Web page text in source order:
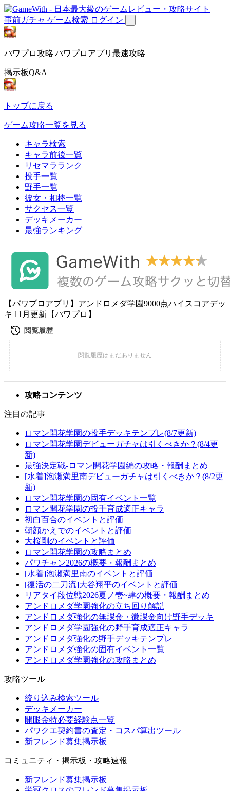
事前ガチャ ゲーム検索 ログイン
パワプロ攻略|パワプロアプリ最速攻略
掲示板Q&A
トップに戻る
ゲーム攻略一覧を見る
キャラ検索
キャラ前後一覧
リセマラランク
投手一覧
野手一覧
彼女・相棒一覧
サクセス一覧
デッキメーカー
最強ランキング
【パワプロアプリ】アンドロメダ学園9000点ハイスコアデッ
キ|11月更新【パワプロ】
攻略コンテンツ
注目の記事
ロマン開花学園の投手デッキテンプレ(8/7更新)
ロマン開花学園デビューガチャは引くべきか？(8/4更
新)
最強決定戦-ロマン開花学園編の攻略・報酬まとめ
[水着]泡瀬満里南デビューガチャは引くべきか？(8/2更
新)
ロマン開花学園の固有イベント一覧
ロマン開花学園の投手育成適正キャラ
初白百合のイベントと評価
朝顔かえでのイベントと評価
大桜剛のイベントと評価
ロマン開花学園の攻略まとめ
パワチャン2026の概要・報酬まとめ
[水着]泡瀬満里南のイベントと評価
[復活の二刀流]大谷翔平のイベントと評価
リアタイ段位戦2026夏ノ壱~肆の概要・報酬まとめ
アンドロメダ学園強化の立ち回り解説
アンドロメダ強化の無課金・微課金向け野手デッキ
アンドロメダ学園強化の野手育成適正キャラ
アンドロメダ強化の野手デッキテンプレ
アンドロメダ強化の固有イベント一覧
アンドロメダ学園強化の攻略まとめ
攻略ツール
絞り込み検索ツール
デッキメーカー
開眼金特必要経験点一覧
パワクエ契約書の査定・コスパ算出ツール
新フレンド募集掲示板
コミュニティ・掲示板・攻略速報
新フレンド募集掲示板